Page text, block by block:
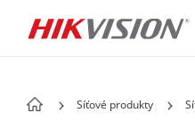
Síťové produkty